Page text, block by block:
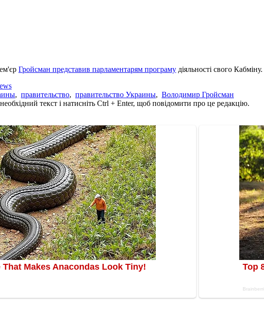
Гройсман представив парламентарям програму діяльності свого Кабміну.
, правительство, правительство Украины, Володимир Гройсман
текст і натисніть Ctrl + Enter, щоб повідомити про це редакцію.